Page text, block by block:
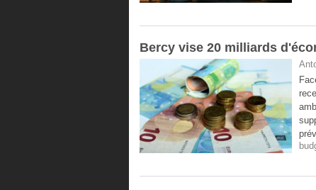
Bercy vise 20 milliards